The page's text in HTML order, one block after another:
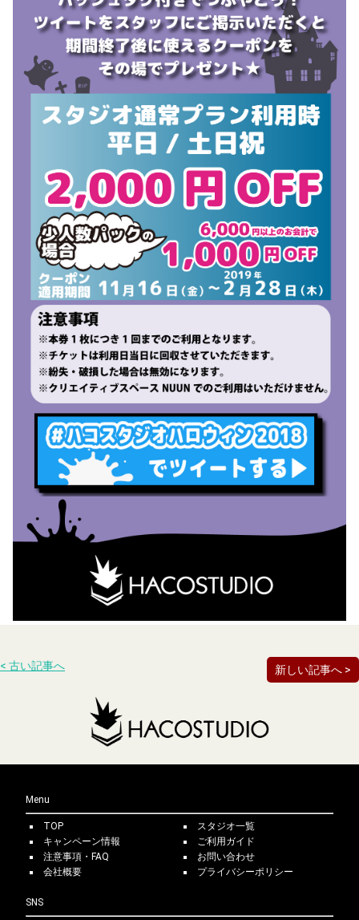
< 古い記事へ 新しい記事へ >
Menu
TOP
スタジオ一覧
キャンペーン情報
ご利用ガイド
注意事項・FAQ
お問い合わせ
会社概要
プライバシーポリシー
SNS